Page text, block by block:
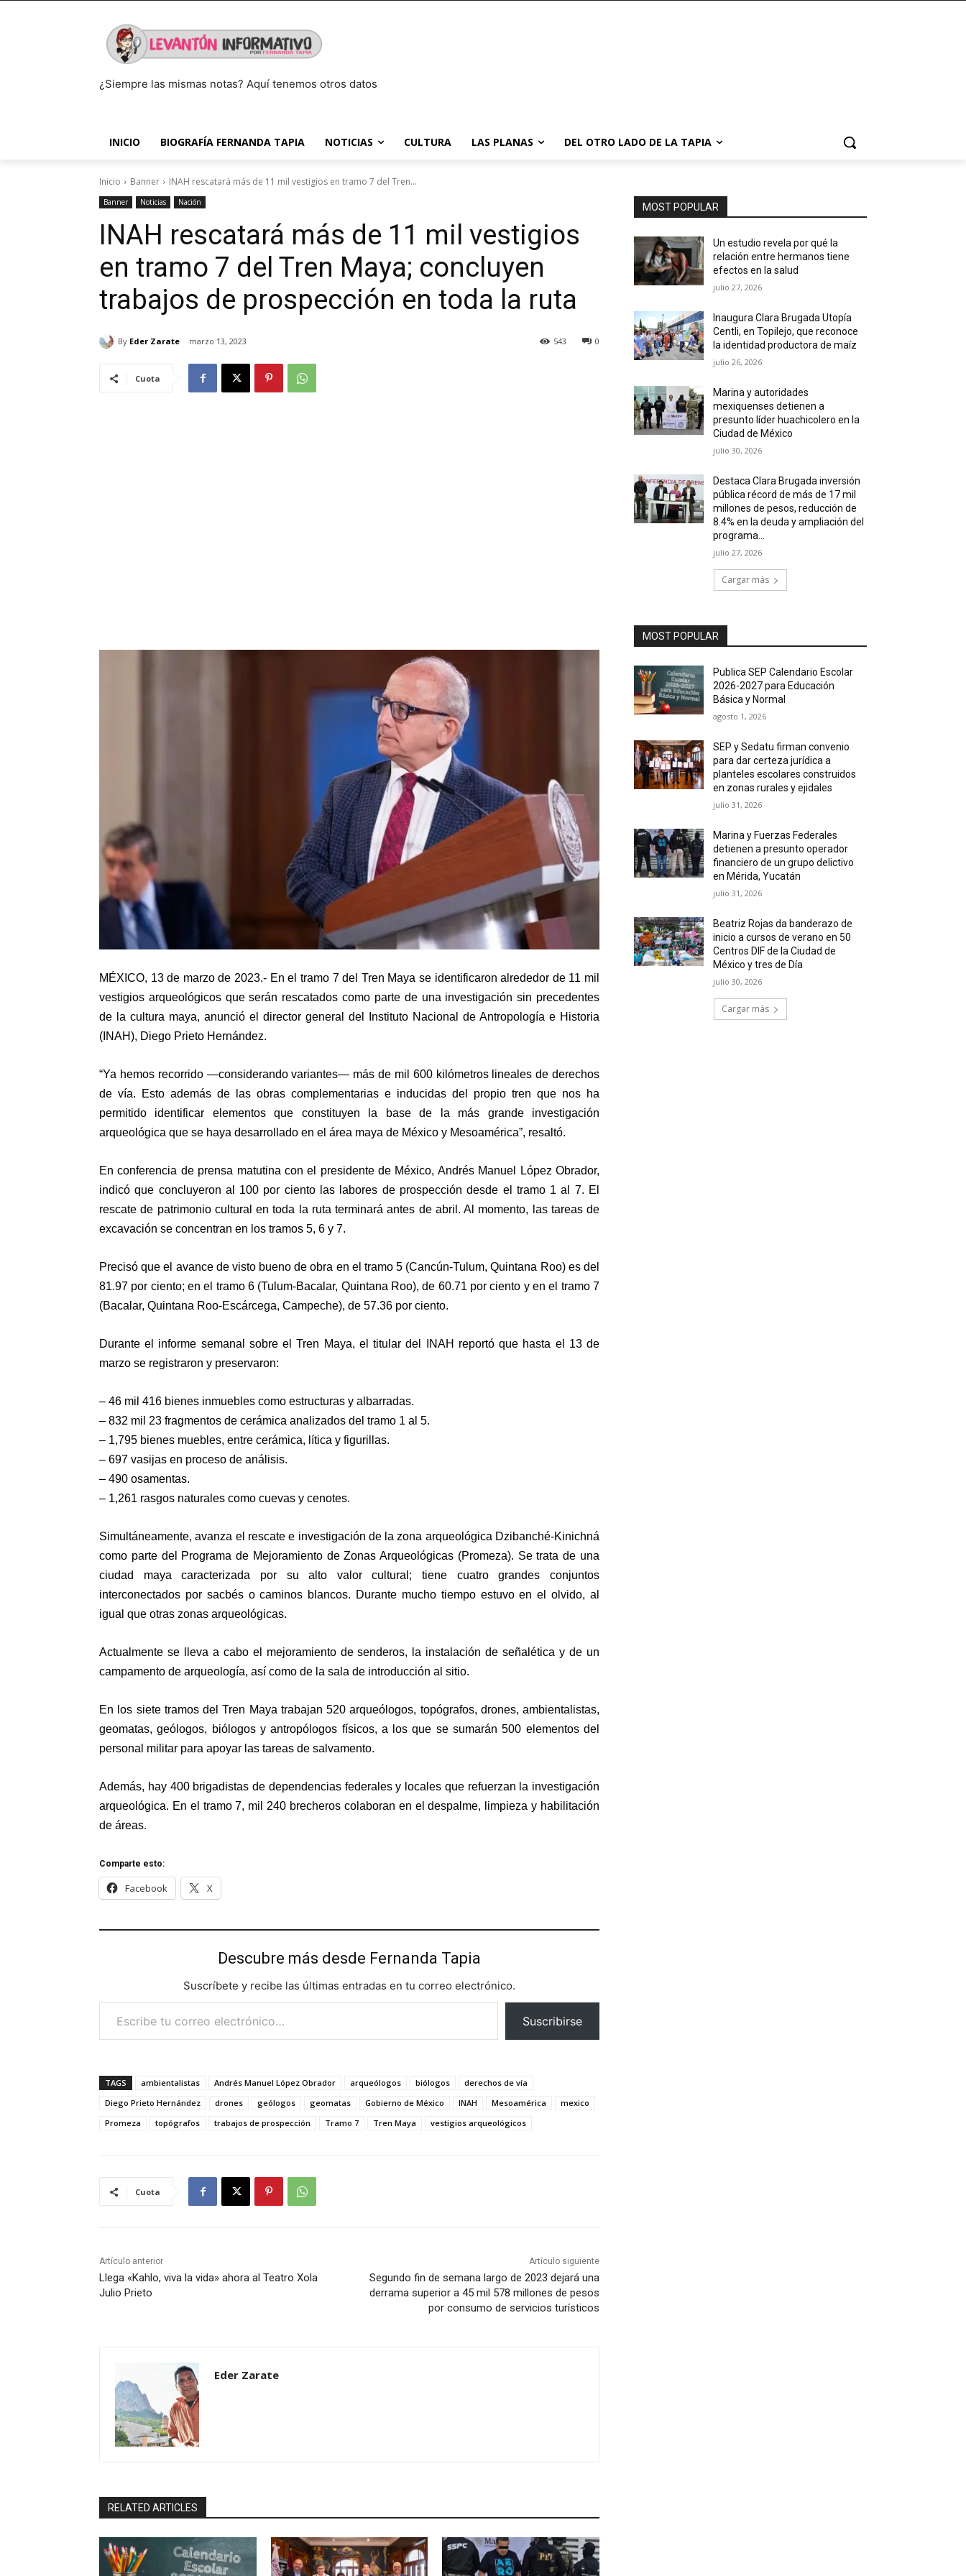
¿Siempre las mismas notas? Aquí tenemos otros datos
INICIO BIOGRAFÍA FERNANDA TAPIA NOTICIAS CULTURA LAS PLANAS DEL OTRO LADO DE LA TAPIA
Inicio Banner INAH rescatará más de 11 mil vestigios en tramo 7 del Tren...
Banner Noticias Nación
INAH rescatará más de 11 mil vestigios
en tramo 7 del Tren Maya; concluyen
trabajos de prospección en toda la ruta
By Eder Zarate marzo 13, 2023 0
543
Cuota
MÉXICO, 13 de marzo de 2023.- En el tramo 7 del Tren Maya se identificaron alrededor de 11 mil
vestigios arqueológicos que serán rescatados como parte de una investigación sin precedentes
de la cultura maya, anunció el director general del Instituto Nacional de Antropología e Historia
(INAH), Diego Prieto Hernández.
“Ya hemos recorrido —considerando variantes— más de mil 600 kilómetros lineales de derechos
de vía. Esto además de las obras complementarias e inducidas del propio tren que nos ha
permitido identificar elementos que constituyen la base de la más grande investigación
arqueológica que se haya desarrollado en el área maya de México y Mesoamérica”, resaltó.
En conferencia de prensa matutina con el presidente de México, Andrés Manuel López Obrador,
indicó que concluyeron al 100 por ciento las labores de prospección desde el tramo 1 al 7. El
rescate de patrimonio cultural en toda la ruta terminará antes de abril. Al momento, las tareas de
excavación se concentran en los tramos 5, 6 y 7.
Precisó que el avance de visto bueno de obra en el tramo 5 (Cancún-Tulum, Quintana Roo) es del
81.97 por ciento; en el tramo 6 (Tulum-Bacalar, Quintana Roo), de 60.71 por ciento y en el tramo 7
(Bacalar, Quintana Roo-Escárcega, Campeche), de 57.36 por ciento.
Durante el informe semanal sobre el Tren Maya, el titular del INAH reportó que hasta el 13 de
marzo se registraron y preservaron:
– 46 mil 416 bienes inmuebles como estructuras y albarradas.
– 832 mil 23 fragmentos de cerámica analizados del tramo 1 al 5.
– 1,795 bienes muebles, entre cerámica, lítica y figurillas.
– 697 vasijas en proceso de análisis.
– 490 osamentas.
– 1,261 rasgos naturales como cuevas y cenotes.
Simultáneamente, avanza el rescate e investigación de la zona arqueológica Dzibanché-Kinichná
como parte del Programa de Mejoramiento de Zonas Arqueológicas (Promeza). Se trata de una
ciudad maya caracterizada por su alto valor cultural; tiene cuatro grandes conjuntos
interconectados por sacbés o caminos blancos. Durante mucho tiempo estuvo en el olvido, al
igual que otras zonas arqueológicas.
Actualmente se lleva a cabo el mejoramiento de senderos, la instalación de señalética y de un
campamento de arqueología, así como de la sala de introducción al sitio.
En los siete tramos del Tren Maya trabajan 520 arqueólogos, topógrafos, drones, ambientalistas,
geomatas, geólogos, biólogos y antropólogos físicos, a los que se sumarán 500 elementos del
personal militar para apoyar las tareas de salvamento.
Además, hay 400 brigadistas de dependencias federales y locales que refuerzan la investigación
arqueológica. En el tramo 7, mil 240 brecheros colaboran en el despalme, limpieza y habilitación
de áreas.
Comparte esto:
Facebook X
Descubre más desde Fernanda Tapia
Suscríbete y recibe las últimas entradas en tu correo electrónico.
Escribe tu correo electrónico…
Suscribirse
TAGS ambientalistas Andrés Manuel López Obrador arqueólogos biólogos
derechos de vía
Diego Prieto Hernández
drones geólogos geomatas Gobierno de México INAH Mesoamérica
mexico
Promeza
topógrafos trabajos de prospección Tramo 7 Tren Maya vestigios arqueológicos
Cuota
Artículo anterior
Llega «Kahlo, viva la vida» ahora al Teatro Xola
Julio Prieto
Artículo siguiente
Segundo fin de semana largo de 2023 dejará una
derrama superior a 45 mil 578 millones de pesos
por consumo de servicios turísticos
Eder Zarate
RELATED ARTICLES
MOST POPULAR
Un estudio revela por qué la
relación entre hermanos tiene
efectos en la salud
julio 27, 2026
Inaugura Clara Brugada Utopía
Centli, en Topilejo, que reconoce
la identidad productora de maíz
julio 26, 2026
Marina y autoridades
mexiquenses detienen a
presunto líder huachicolero en la
Ciudad de México
julio 30, 2026
Destaca Clara Brugada inversión
pública récord de más de 17 mil
millones de pesos, reducción de
8.4% en la deuda y ampliación del
programa...
julio 27, 2026
Cargar más
MOST POPULAR
Publica SEP Calendario Escolar
2026-2027 para Educación
Básica y Normal
agosto 1, 2026
SEP y Sedatu firman convenio
para dar certeza jurídica a
planteles escolares construidos
en zonas rurales y ejidales
julio 31, 2026
Marina y Fuerzas Federales
detienen a presunto operador
financiero de un grupo delictivo
en Mérida, Yucatán
julio 31, 2026
Beatriz Rojas da banderazo de
inicio a cursos de verano en 50
Centros DIF de la Ciudad de
México y tres de Día
julio 30, 2026
Cargar más